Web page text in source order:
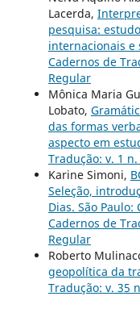
Lacerda,
pesquisa:
internacionais e
Cadernos de
Regular
Mônica Maria
Lobato,
das formas
aspecto em
Tradução: v. 1
Karine Simoni,
Seleção,
Dias. São Paulo:
Cadernos de
Regular
Roberto
geopolítica da
Tradução: v. 35